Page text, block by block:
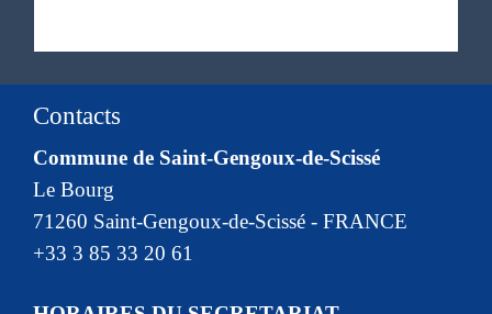
Contacts
Commune de Saint-Gengoux-de-Scissé
Le Bourg
71260 Saint-Gengoux-de-Scissé - FRANCE
+33 3 85 33 20 61